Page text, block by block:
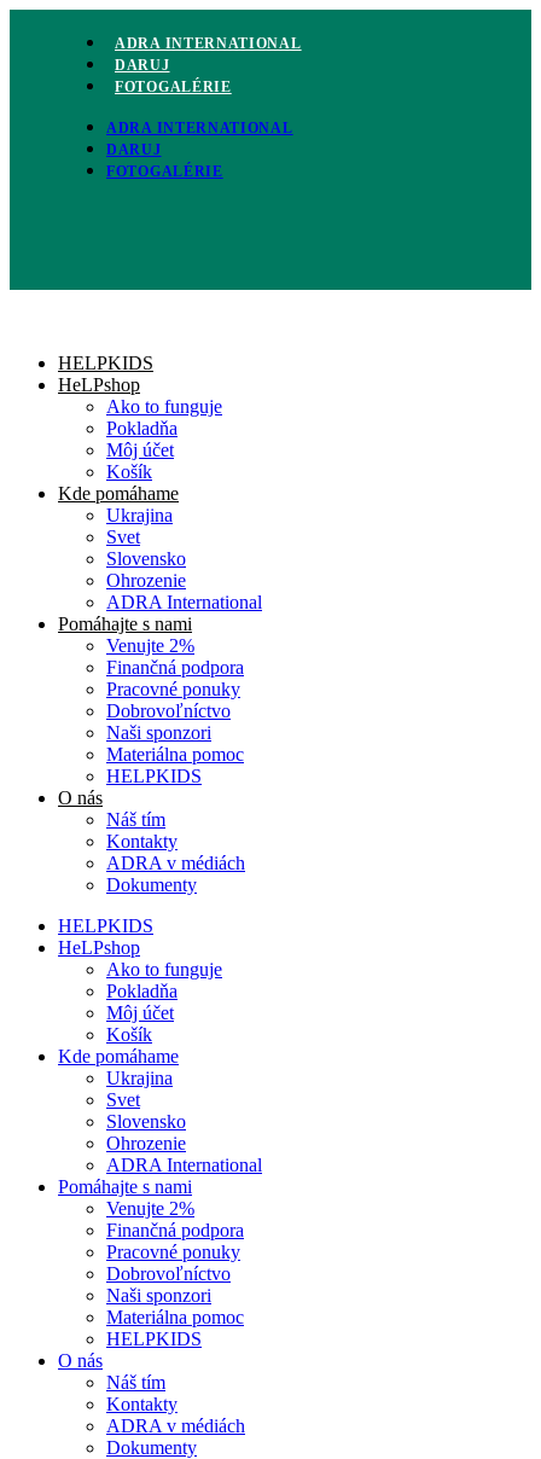
ADRA INTERNATIONAL
DARUJ
FOTOGALÉRIE
ADRA INTERNATIONAL
DARUJ
FOTOGALÉRIE
HELPKIDS
HeLPshop
Ako to funguje
Pokladňa
Môj účet
Košík
Kde pomáhame
Ukrajina
Svet
Slovensko
Ohrozenie
ADRA International
Pomáhajte s nami
Venujte 2%
Finančná podpora
Pracovné ponuky
Dobrovoľníctvo
Naši sponzori
Materiálna pomoc
HELPKIDS
O nás
Náš tím
Kontakty
ADRA v médiách
Dokumenty
HELPKIDS
HeLPshop
Ako to funguje
Pokladňa
Môj účet
Košík
Kde pomáhame
Ukrajina
Svet
Slovensko
Ohrozenie
ADRA International
Pomáhajte s nami
Venujte 2%
Finančná podpora
Pracovné ponuky
Dobrovoľníctvo
Naši sponzori
Materiálna pomoc
HELPKIDS
O nás
Náš tím
Kontakty
ADRA v médiách
Dokumenty